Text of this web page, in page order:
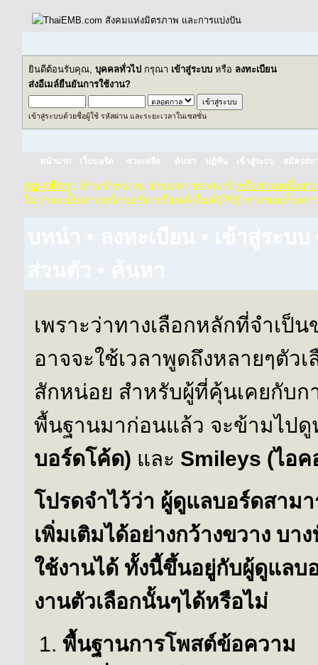
ยินดีต้อนรับคุณ, บุคคลทั่วไป กรุณา เข้าสู่ระบบ หรือ ลงทะเบียน
ส่งอีเมล์ยืนยันการใช้งาน?
เข้าสู่ระบบด้วยชื่อผู้ใช้ รหัสผ่าน และระยะเวลาในเซสชั่น
หน้าแรก เว็บบอร์ด ช่วยเหลือ ค้นหา ปฏิทิน เข้าสู่ระบบ สมัครสม
กฏ-กติกา : ห้ามจำหน่าย, จ่ายแจก ซอฟแวร์ หรือส่วนหนึ่งส่ว
ไม่ว่าจะเป็นทางหน้าบอร์ด หรือหลังไมค์(PM) หากพบเห็นท่า
เพราะว่าทางเลือกหลักที่จำเป็
อาจจะใช้เวลาพูดถึงหลายๆตัว
สักหน่อย สำหรับผู้ที่คุ้นเคยกับก
พื้นฐานมาก่อนแล้ว จะข้ามไป
บอร์ดโค้ด) และ Smileys (ไอ
โปรดจำไว้ว่า ผู้ดูแลบอร์ดสาม
เพิ่มเติมได้อย่างกว้างขวาง บ
ใช้งานได้ ทั้งนี้ขึ้นอยู่กับผู้ดูแลบ
งานตัวเลือกนั้นๆได้หรือไม่
พื้นฐานการโพสต์ข้อความ